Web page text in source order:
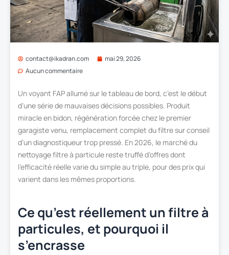
contact@ikadran.com
mai 29, 2026
Aucun commentaire
Un voyant FAP allumé sur le tableau de bord, c’est le début
d’une série de mauvaises décisions possibles. Produit
miracle en bidon, régénération forcée chez le premier
garagiste venu, remplacement complet du filtre sur conseil
d’un diagnostiqueur trop pressé. En 2026, le marché du
nettoyage filtre à particule reste truffé d’offres dont
l’efficacité réelle varie du simple au triple, pour des prix qui
varient dans les mêmes proportions.
Ce qu’est réellement un filtre à
particules, et pourquoi il
s’encrasse